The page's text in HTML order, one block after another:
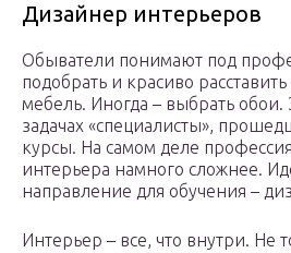
Дизайнер интерьеров
Обыватели понимают под
подобрать и красиво
мебель. Иногда – выбрать обои.
задачах «специалисты»,
курсы. На самом деле
интерьера намного сложнее.
направление для обучения –
Интерьер – все, что внутри. Не